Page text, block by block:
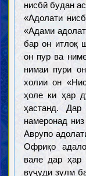
нисбӣ будан
«Адолати
«Адами
бар он итлоқ
он пур ва
нимаи пури
холии он
ҳоле ки ҳар
ҳастанд.
намеронад
Аврупо
Офриқо
вале дар ҳар
вуҷуди зулм